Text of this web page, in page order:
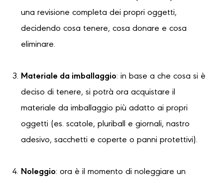
una revisione completa dei propri oggetti,
decidendo cosa tenere, cosa donare e cosa
eliminare.
Materiale da imballaggio: in base a che cosa si è
deciso di tenere, si potrà ora acquistare il
materiale da imballaggio più adatto ai propri
oggetti (es. scatole, pluriball e giornali, nastro
adesivo, sacchetti e coperte o panni protettivi).
Noleggio: ora è il momento di noleggiare un